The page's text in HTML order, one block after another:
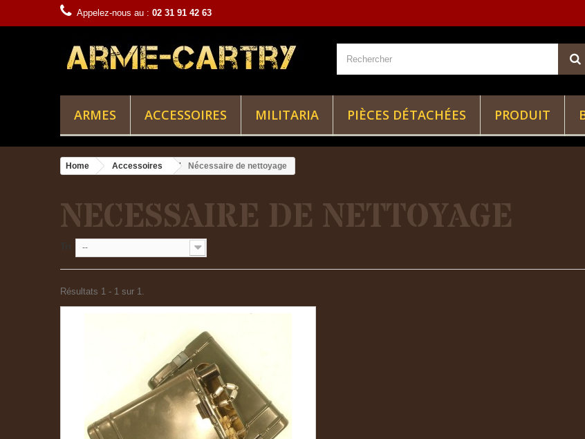
Appelez-nous au : 02 31 91 42 63
ARMES ACCESSOIRES MILITARIA PIÈCES DÉTACHÉES PRODUIT
Home Accessoires Nécessaire de nettoyage
NÉCESSAIRE DE NETTOYAGE
--
Résultats 1 - 1 sur 1.